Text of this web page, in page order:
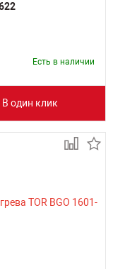
Есть в наличии
В один клик